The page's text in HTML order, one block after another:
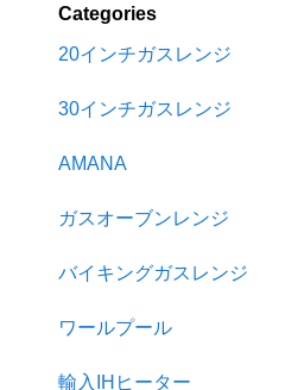
Categories
20インチガスレンジ
30インチガスレンジ
AMANA
ガスオーブンレンジ
バイキングガスレンジ
ワールプール
輸入IHヒーター